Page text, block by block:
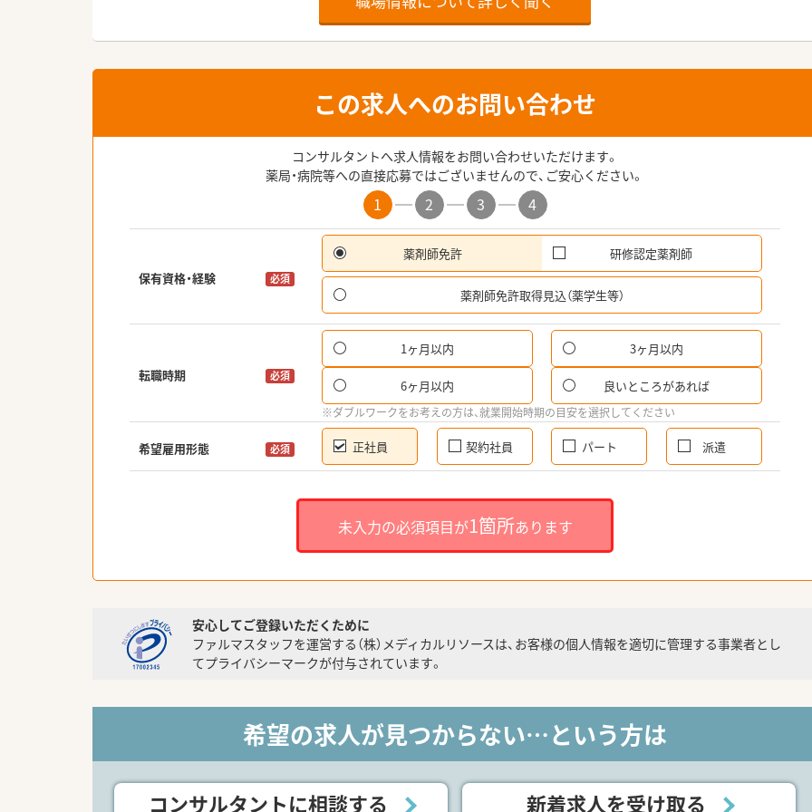
この求人へのお問い合わせ
コンサルタントへ求人情報をお問い合わせいただけます。
薬局・病院等への直接応募ではございませんので、ご安心ください。
1 2 3 4
保有資格・経験 必須
薬剤師免許 研修認定薬剤師
薬剤師免許取得見込（薬学生等）
転職時期 必須
1ヶ月以内 3ヶ月以内
6ヶ月以内 良いところがあれば
※ダブルワークをお考えの方は、就業開始時期の目安を選択してください
希望雇用形態 必須 正社員 契約社員 パート 派遣
未入力の必須項目が1箇所あります
安心してご登録いただくために
ファルマスタッフを運営する（株）メディカルリソースは、お客様の個人情報を適切に管理する事業者とし
てプライバシーマークが付与されています。
希望の求人が見つからない…という方は
コンサルタントに相談する 新着求人を受け取る